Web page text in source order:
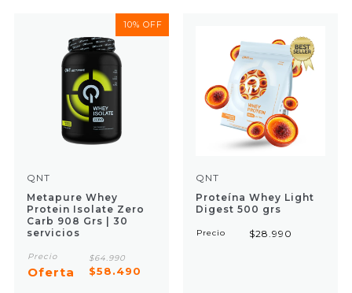
10% OFF
QNT
Metapure Whey
Protein Isolate Zero
Carb 908 Grs | 30
servicios
Precio $64.990
Oferta $58.490
QNT
Proteína Whey Light
Digest 500 grs
Precio $28.990